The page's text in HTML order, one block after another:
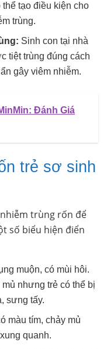
tạo điều kiện cho
trùng.
Sinh con tại nhà
tiệt trùng đúng cách
gây viêm nhiễm.
Đánh Giá
trẻ sơ sinh
trùng rốn để
số biểu hiện điển
muộn, có mùi hôi.
nhưng trẻ có thể bị
sưng tấy.
màu tím, chảy mủ
quanh.